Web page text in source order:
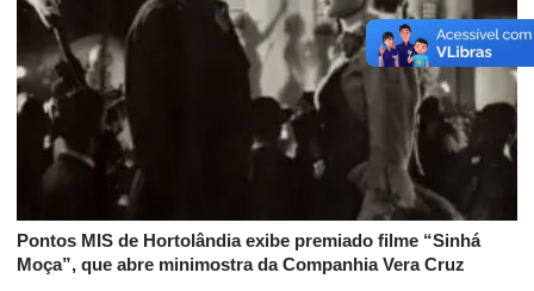
Pontos MIS de Hortolândia exibe premiado filme “Sinhá
Moça”, que abre minimostra da Companhia Vera Cruz